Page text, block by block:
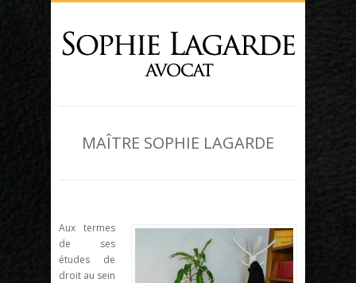
MAÎTRE SOPHIE LAGARDE
Aux termes
de ses
études de
droit au sein